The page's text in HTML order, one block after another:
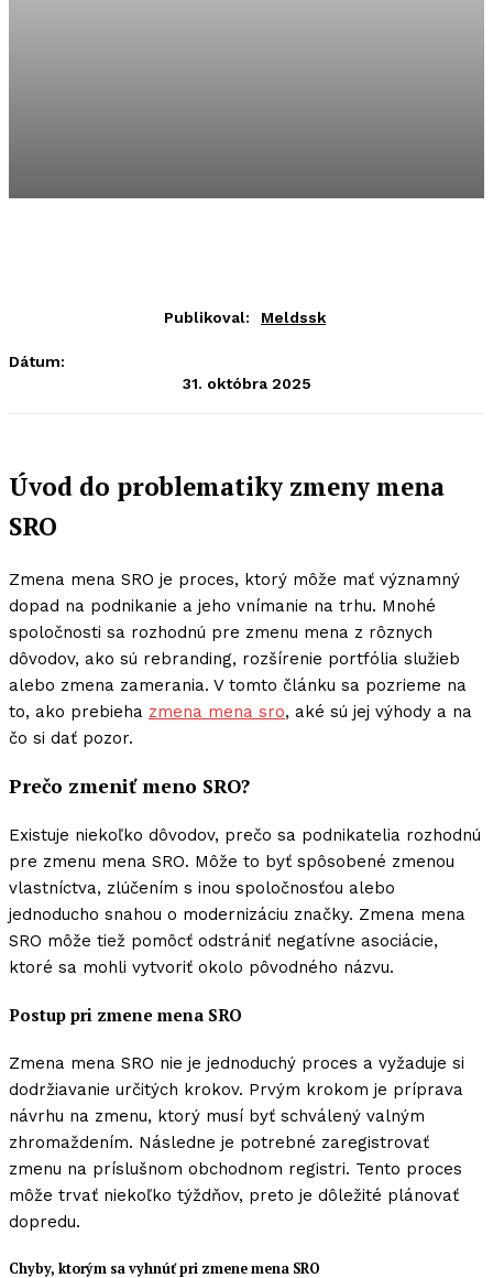
Publikoval: Meldssk
Dátum:
31. októbra 2025
Úvod do problematiky zmeny mena
SRO
Zmena mena SRO je proces, ktorý môže mať významný
dopad na podnikanie a jeho vnímanie na trhu. Mnohé
spoločnosti sa rozhodnú pre zmenu mena z rôznych
dôvodov, ako sú rebranding, rozšírenie portfólia služieb
alebo zmena zamerania. V tomto článku sa pozrieme na
to, ako prebieha zmena mena sro, aké sú jej výhody a na
čo si dať pozor.
Prečo zmeniť meno SRO?
Existuje niekoľko dôvodov, prečo sa podnikatelia rozhodnú
pre zmenu mena SRO. Môže to byť spôsobené zmenou
vlastníctva, zlúčením s inou spoločnosťou alebo
jednoducho snahou o modernizáciu značky. Zmena mena
SRO môže tiež pomôcť odstrániť negatívne asociácie,
ktoré sa mohli vytvoriť okolo pôvodného názvu.
Postup pri zmene mena SRO
Zmena mena SRO nie je jednoduchý proces a vyžaduje si
dodržiavanie určitých krokov. Prvým krokom je príprava
návrhu na zmenu, ktorý musí byť schválený valným
zhromaždením. Následne je potrebné zaregistrovať
zmenu na príslušnom obchodnom registri. Tento proces
môže trvať niekoľko týždňov, preto je dôležité plánovať
dopredu.
Chyby, ktorým sa vyhnúť pri zmene mena SRO